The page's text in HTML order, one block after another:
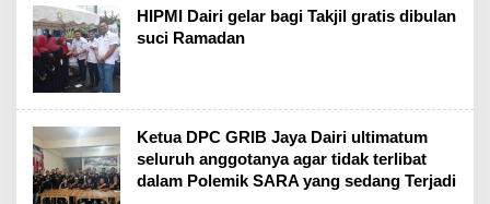
HIPMI Dairi gelar bagi Takjil gratis dibulan
suci Ramadan
Ketua DPC GRIB Jaya Dairi ultimatum
seluruh anggotanya agar tidak terlibat
dalam Polemik SARA yang sedang Terjadi